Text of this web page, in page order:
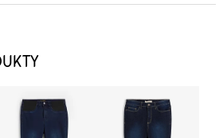
mid waist